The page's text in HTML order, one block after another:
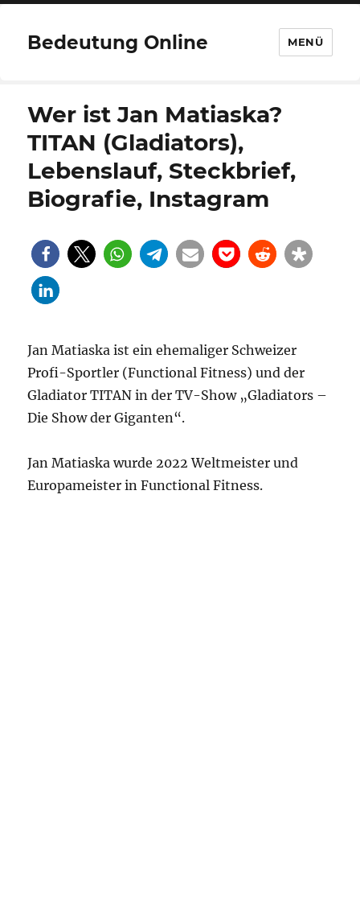
Bedeutung Online MENÜ
Wer ist Jan Matiaska?
TITAN (Gladiators),
Lebenslauf, Steckbrief,
Biografie, Instagram
Jan Matiaska ist ein ehemaliger Schweizer
Profi-Sportler (Functional Fitness) und der
Gladiator TITAN in der TV-Show „Gladiators –
Die Show der Giganten“.
Jan Matiaska wurde 2022 Weltmeister und
Europameister in Functional Fitness.